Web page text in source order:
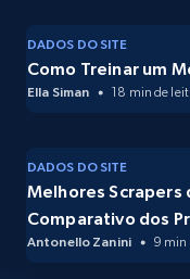
DADOS DO SITE
Como Treinar um
Ella Siman 18 min de
DADOS DO SITE
Melhores Scrapers
Comparativo dos
Antonello Zanini 9 min